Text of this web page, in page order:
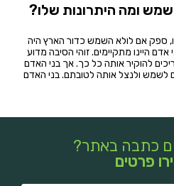
ומה היתרונות שלו?
ספק אם לולא השמש כדור הארץ היה
היינו מתקיימים. זוהי הסיבה מדוע
להוקיר אותה כל כך. אך בני האדם
לשמש ולנצל אותה לטובתם. בני האדם
כתבה באתר?
פרטים